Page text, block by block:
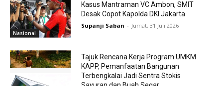
Nasional
Kasus Mantraman VC Ambon, SMIT
Desak Copot Kapolda DKI Jakarta
Supanji Saban - Jumat, 31 Juli 2026
Tajuk Rencana Kerja Program UMKM
KAPP, Pemanfaatan Bangunan
Terbengkalai Jadi Sentra Stokis